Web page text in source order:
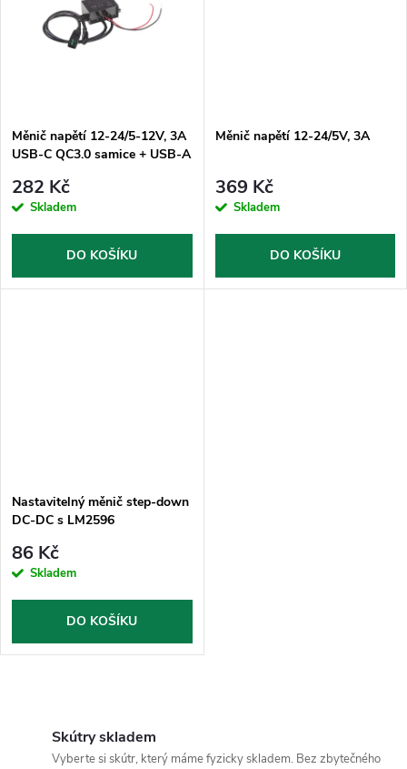
ů
Měnič napětí 12-24/5-12V, 3A
USB-C QC3.0 samice + USB-A
282 Kč
Skladem
DO KOŠÍKU
Měnič napětí 12-24/5V, 3A
369 Kč
Skladem
DO KOŠÍKU
Nastavitelný měnič step-down
DC-DC s LM2596
86 Kč
Skladem
DO KOŠÍKU
Skútry skladem
Vyberte si skútr, který máme fyzicky skladem. Bez zbytečného